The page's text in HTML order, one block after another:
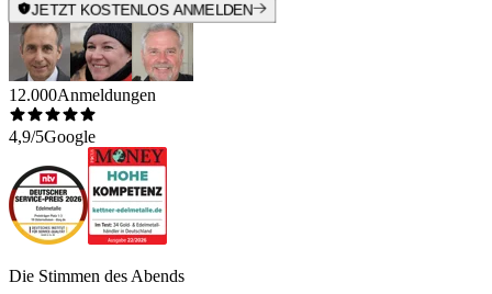
JETZT KOSTENLOS ANMELDEN
12.000Anmeldungen
4,9/5Google
Die Stimmen des Abends